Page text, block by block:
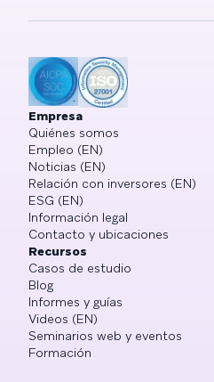
Empresa
Quiénes somos
Empleo (EN)
Noticias (EN)
Relación con inversores (EN)
ESG (EN)
Información legal
Contacto y ubicaciones
Recursos
Casos de estudio
Blog
Informes y guías
Videos (EN)
Seminarios web y eventos
Formación